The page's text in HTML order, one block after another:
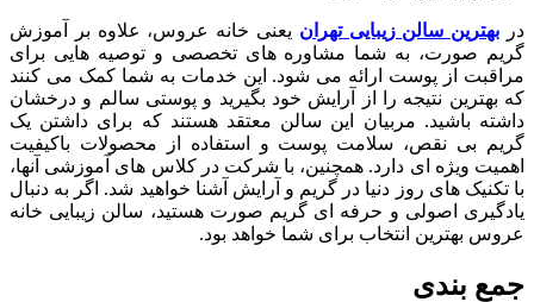
در بهترین سالن زیبایی تهران یعنی خانه عروس، علاوه بر آموزش
گریم صورت، به شما مشاوره ‌های تخصصی و توصیه ‌هایی برای
مراقبت از پوست ارائه می ‌شود. این خدمات به شما کمک می ‌کنند
که بهترین نتیجه را از آرایش خود بگیرید و پوستی سالم و درخشان
داشته باشید. مربیان این سالن معتقد هستند که برای داشتن یک
گریم بی ‌نقص، سلامت پوست و استفاده از محصولات باکیفیت
اهمیت ویژه‌ ای دارد. همچنین، با شرکت در کلاس ‌های آموزشی آنها،
با تکنیک ‌های روز دنیا در گریم و آرایش آشنا خواهید شد. اگر به دنبال
یادگیری اصولی و حرفه ‌ای گریم صورت هستید، سالن زیبایی خانه
عروس بهترین انتخاب برای شما خواهد بود.
جمع ‌بندی